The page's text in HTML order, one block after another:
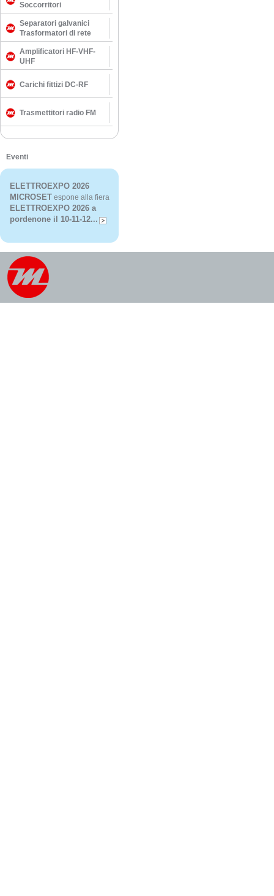
Soccorritori
Separatori galvanici
Trasformatori di rete
Amplificatori HF-VHF-
UHF
Carichi fittizi DC-RF
Trasmettitori radio FM
Eventi
ELETTROEXPO 2026
MICROSET espone alla fiera
ELETTROEXPO 2026 a
pordenone il 10-11-12...